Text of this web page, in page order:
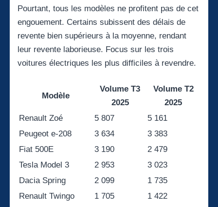
Pourtant, tous les modèles ne profitent pas de cet
engouement. Certains subissent des délais de
revente bien supérieurs à la moyenne, rendant
leur revente laborieuse. Focus sur les trois
voitures électriques les plus difficiles à revendre.
Modèle
Volume T3
2025
Volume T2
2025
Renault Zoé
5 807
5 161
Peugeot e-208
3 634
3 383
Fiat 500E
3 190
2 479
Tesla Model 3
2 953
3 023
Dacia Spring
2 099
1 735
Renault Twingo
1 705
1 422